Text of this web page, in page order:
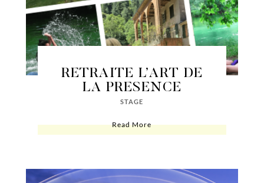
RETRAITE L’ART DE
LA PRESENCE
STAGE
Read More